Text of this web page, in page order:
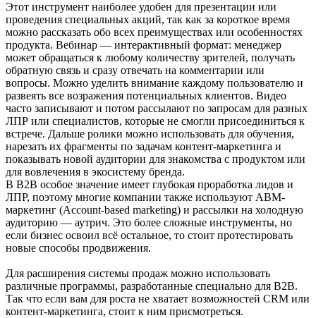
Этот инструмент наиболее удобен для презентации или
проведения специальных акций, так как за короткое время
можно рассказать обо всех преимуществах или особенностях
продукта. Вебинар — интерактивный формат: менеджер
может обращаться к любому количеству зрителей, получать
обратную связь и сразу отвечать на комментарии или
вопросы. Можно уделить внимание каждому пользователю и
развеять все возражения потенциальных клиентов. Видео
часто записывают и потом рассылают по запросам для разных
ЛПР или специалистов, которые не смогли присоединиться к
встрече. Дальше ролики можно использовать для обучения,
нарезать их фрагменты по задачам контент-маркетинга и
показывать новой аудитории для знакомства с продуктом или
для вовлечения в экосистему бренда.
В B2B особое значение имеет глубокая проработка лидов и
ЛПР, поэтому многие компании также используют ABM-
маркетинг (Account-based marketing) и рассылки на холодную
аудиторию — аутрич. Это более сложные инструменты, но
если бизнес освоил всё остальное, то стоит протестировать
новые способы продвижения.
Для расширения системы продаж можно использовать
различные программы, разработанные специально для B2B.
Так что если вам для роста не хватает возможностей CRM или
контент-маркетинга, стоит к ним присмотреться.